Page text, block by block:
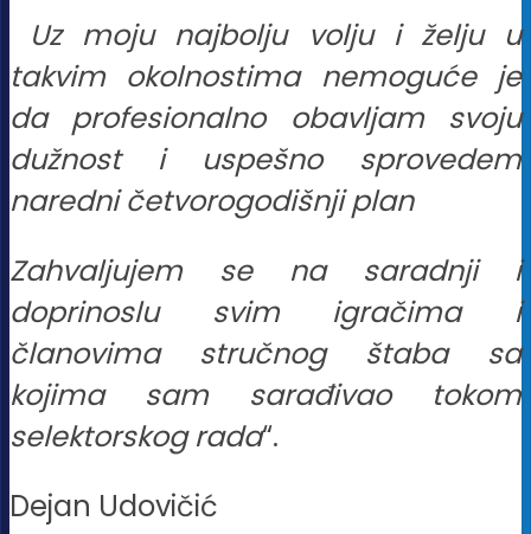
Uz moju najbolju volju i želju u
takvim okolnostima nemoguće je
da profesionalno obavljam svoju
dužnost i uspešno sprovedem
naredni četvorogodišnji plan
Zahvaljujem se na saradnji i
doprinoslu svim igračima i
članovima stručnog štaba sa
kojima sam sarađivao tokom
selektorskog rada“.
Dejan Udovičić